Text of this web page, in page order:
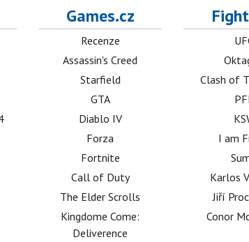
Games.cz
Recenze
Assassin's Creed
Starfield
GTA
Diablo IV
Forza
Fortnite
Call of Duty
The Elder Scrolls
Kingdome Come:
Deliverence
Clash of
I am
Karlos
Jiří
Conor